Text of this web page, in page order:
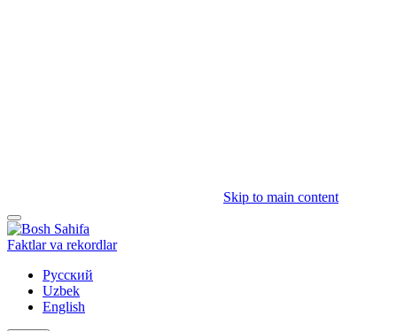
Skip to main content
Faktlar va rekordlar
Русский
Uzbek
English